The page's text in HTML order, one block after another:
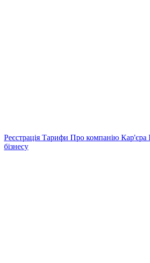
Реєстрація Тарифи Про компанію Кар'єра
бізнесу